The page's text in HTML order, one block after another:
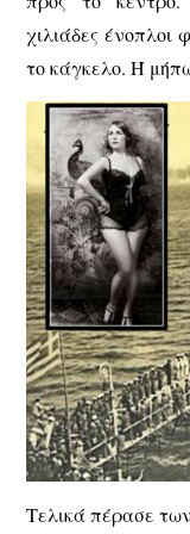
χιλιάδες ένοπλοι
το κάγκελο. Ή
Τελικά πέρασε